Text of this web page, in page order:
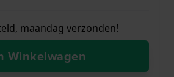
maandag verzonden!
Winkelwagen